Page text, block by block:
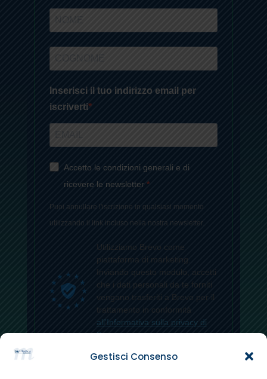
Gestisci Consenso
Inserisci il tuo indirizzo email per
iscriverti
Accetto le condizioni generali e di
ricevere le newsletter
Puoi annullare l'iscrizione in qualsiasi momento
utilizzando il link incluso nella nostra newsletter.
Utilizziamo Brevo come
piattaforma di marketing.
Inviando questo modulo, accetti
che i dati personali da te forniti
vengano trasferiti a Brevo per il
trattamento in conformità
all'Informativa sulla privacy di
Brevo.
ISCRIVITI